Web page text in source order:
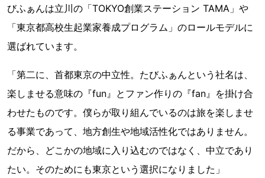
びふぁんは立川の「TOKYO創業ステーション TAMA」や
「東京都高校生起業家養成プログラム」のロールモデルに
選ばれています。
「第二に、首都東京の中立性。たびふぁんという社名は、
楽しませる意味の『fun』とファン作りの『fan』を掛け合
わせたものです。僕らが取り組んでいるのは旅を楽しませ
る事業であって、地方創生や地域活性化ではありません。
だから、どこかの地域に入り込むのではなく、中立であり
たい。そのためにも東京という選択になりました」